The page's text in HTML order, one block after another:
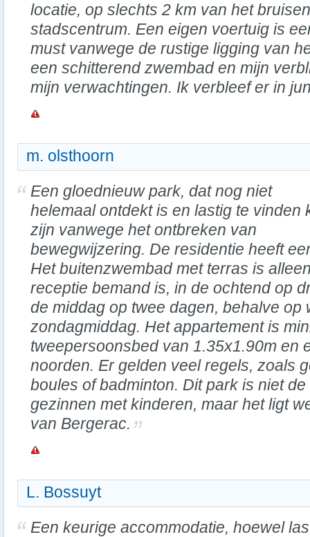
locatie, op slechts 2 km van het
stadscentrum. Een eigen voertuig is
must vanwege de rustige ligging van
een schitterend zwembad en mijn
mijn verwachtingen. Ik verbleef er in
m. olsthoorn
Een gloednieuw park, dat nog niet
helemaal ontdekt is en lastig te vinden
zijn vanwege het ontbreken van
bewegwijzering. De residentie heeft
Het buitenzwembad met terras is
receptie bemand is, in de ochtend op
de middag op twee dagen, behalve op
zondagmiddag. Het appartement is
tweepersoonsbed van 1.35x1.90m en
noorden. Er gelden veel regels, zoals
boules of badminton. Dit park is niet
gezinnen met kinderen, maar het ligt
van Bergerac.
L. Bossuyt
Een keurige accommodatie, hoewel